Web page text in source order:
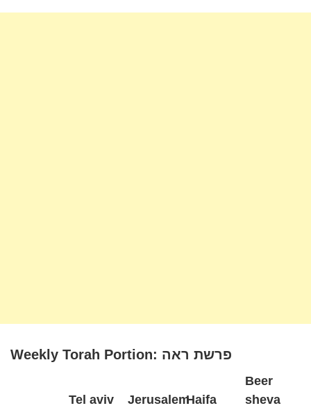
Weekly Torah Portion: פרשת ראה
Tel aviv
JerusalemHaifa
Beer
sheva